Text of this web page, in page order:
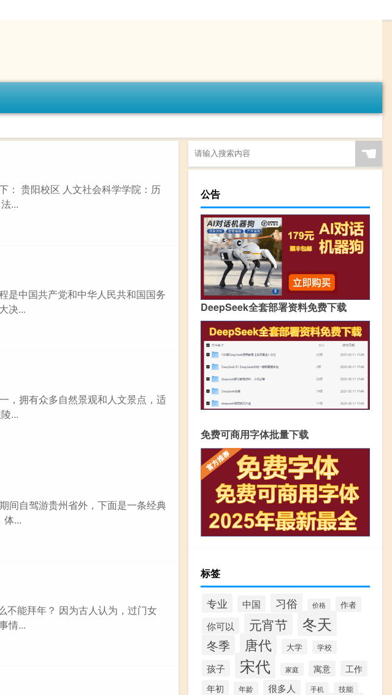
： 贵阳校区 人文社会科学学院：历
...
是中国共产党和中华人民共和国国务
决...
，拥有众多自然景观和人文景点，适
...
间自驾游贵州省外，下面是一条经典
体...
不能拜年？ 因为古人认为，过门女
情...
☚
公告
DeepSeek全套部署资料免费下载
免费可商用字体批量下载
标签
专业 中国 习俗 价格 作者
你可以 元宵节 冬天
冬季 唐代 大学 学校
孩子 宋代 家庭 寓意
工作
年初
年龄 很多人 手机 技能